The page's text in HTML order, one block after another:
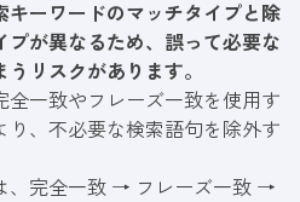
キーワードのマッチタイプと除
が異なるため、誤って必要な
リスクがあります。
全一致やフレーズ一致を使用す
り、不必要な検索語句を除外す
、完全一致 → フレーズ一致 →